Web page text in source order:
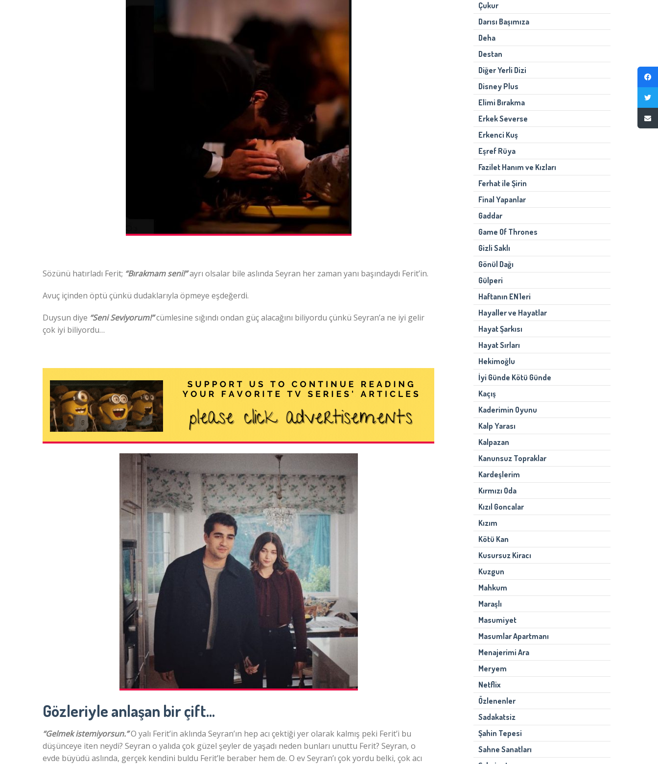
Sözünü hatırladı Ferit; “Bırakmam seni!”ayrı olsalar bile aslında Seyran her zaman yanı başındaydı Ferit’in.
Avuç içinden öptü çünkü dudaklarıyla öpmeye eşdeğerdi.
Duysun diye “Seni Seviyorum!”cümlesine sığındı ondan güç alacağını biliyordu çünkü Seyran’a ne iyi gelir
çok iyi biliyordu…
Gözleriyle anlaşan bir çift…
“Gelmek istemiyorsun.”O yalı Ferit’in aklında Seyran’ın hep acı çektiği yer olarak kalmış peki Ferit’i bu
düşünceye iten neydi? Seyran o yalıda çok güzel şeyler de yaşadı neden bunları unuttu Ferit? Seyran, o
evde büyüdü aslında, gerçek kendini buldu Ferit’le beraber hem de. O ev Seyran’ı çok yordu belki, çok acı
Çukur
Darısı Başımıza
Deha
Destan
Diğer Yerli Dizi
Disney Plus
Elimi Bırakma
Erkek Severse
Erkenci Kuş
Eşref Rüya
Fazilet Hanım ve Kızları
Ferhat ile Şirin
Final Yapanlar
Gaddar
Game Of Thrones
Gizli Saklı
Gönül Dağı
Gülperi
Haftanın EN'leri
Hayaller ve Hayatlar
Hayat Şarkısı
Hayat Sırları
Hekimoğlu
İyi Günde Kötü Günde
Kaçış
Kaderimin Oyunu
Kalp Yarası
Kalpazan
Kanunsuz Topraklar
Kardeşlerim
Kırmızı Oda
Kızıl Goncalar
Kızım
Kötü Kan
Kusursuz Kiracı
Kuzgun
Mahkum
Maraşlı
Masumiyet
Masumlar Apartmanı
Menajerimi Ara
Meryem
Netflix
Özlenenler
Sadakatsiz
Şahin Tepesi
Sahne Sanatları